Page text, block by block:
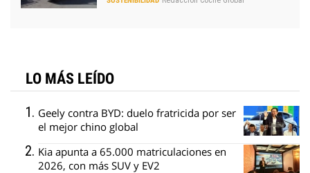
LO MÁS LEÍDO
Geely contra BYD: duelo fratricida por ser
el mejor chino global
Kia apunta a 65.000 matriculaciones en
2026, con más SUV y EV2